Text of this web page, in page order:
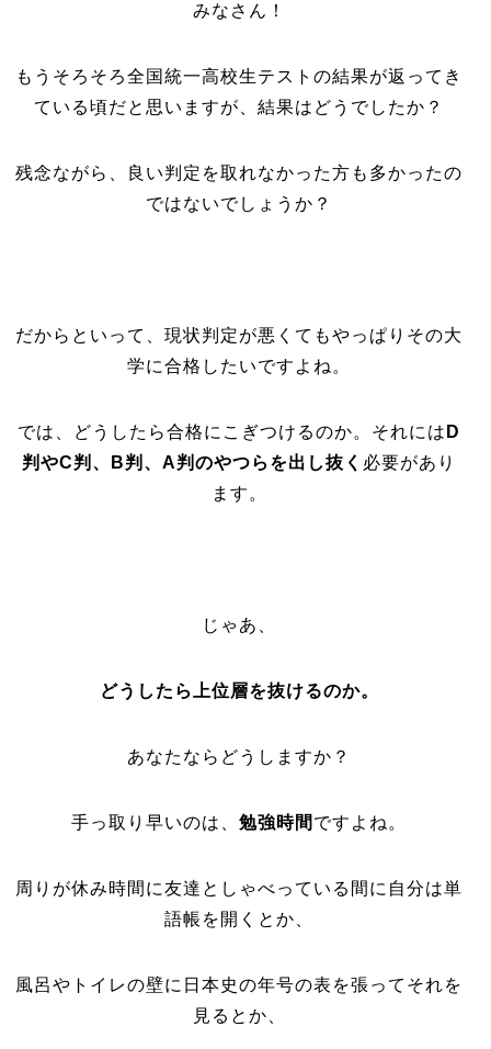
みなさん！
もうそろそろ全国統一高校生テストの結果が返ってき
ている頃だと思いますが、結果はどうでしたか？
残念ながら、良い判定を取れなかった方も多かったの
ではないでしょうか？
だからといって、現状判定が悪くてもやっぱりその大
学に合格したいですよね。
では、どうしたら合格にこぎつけるのか。それには D
判やC判、B判、A判のやつらを出し抜く 必要があり
ます。
じゃあ、
どうしたら上位層を抜けるのか。
あなたならどうしますか？
手っ取り早いのは、勉強時間 ですよね。
周りが休み時間に友達としゃべっている間に自分は単
語帳を開くとか、
風呂やトイレの壁に日本史の年号の表を張ってそれを
見るとか、